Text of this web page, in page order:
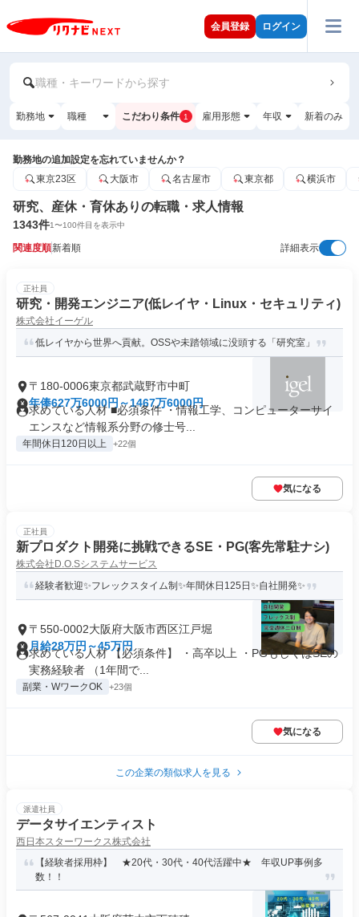
会員登録 ログイン
職種・キーワードから探す
勤務地 職種 こだわり条件 1 雇用形態 年収 新着のみ
勤務地の追加設定を忘れていませんか？
東京23区
大阪市 名古屋市 東京都 横浜市
研究、産休・育休ありの転職・求人情報
1343件1〜100件目を表示中
関連度順新着順 詳細表示
正社員
研究・開発エンジニア(低レイヤ・Linux・セキュリティ)
株式会社イーゲル
低レイヤから世界へ貢献。OSSや未踏領域に没頭する「研究室」
〒180-0006東京都武蔵野市中町
年俸627万6000円～1467万6000円
求めている人材 ■必須条件 ・情報工学、コンピューターサイ
エンスなど情報系分野の修士号...
年間休日120日以上 +22個
気になる
正社員
新プロダクト開発に挑戦できるSE・PG(客先常駐ナシ)
株式会社D.O.Sシステムサービス
経験者歓迎✨フレックスタイム制✨年間休日125日✨自社開発✨
〒550-0002大阪府大阪市西区江戸堀
月給28万円～45万円
求めている人材 【必須条件】 ・高卒以上 ・PGもしくはSEの
実務経験者 （1年間で...
副業・WワークOK +23個
気になる
この企業の類似求人を見る
派遣社員
データサイエンティスト
西日本スターワークス株式会社
【経験者採用枠】 ★20代・30代・40代活躍中★ 年収UP事例多
数！！